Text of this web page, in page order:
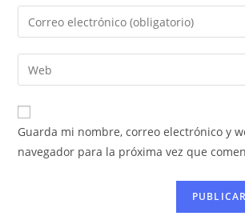
Guarda mi nombre, correo electrónico y
navegador para la próxima vez que